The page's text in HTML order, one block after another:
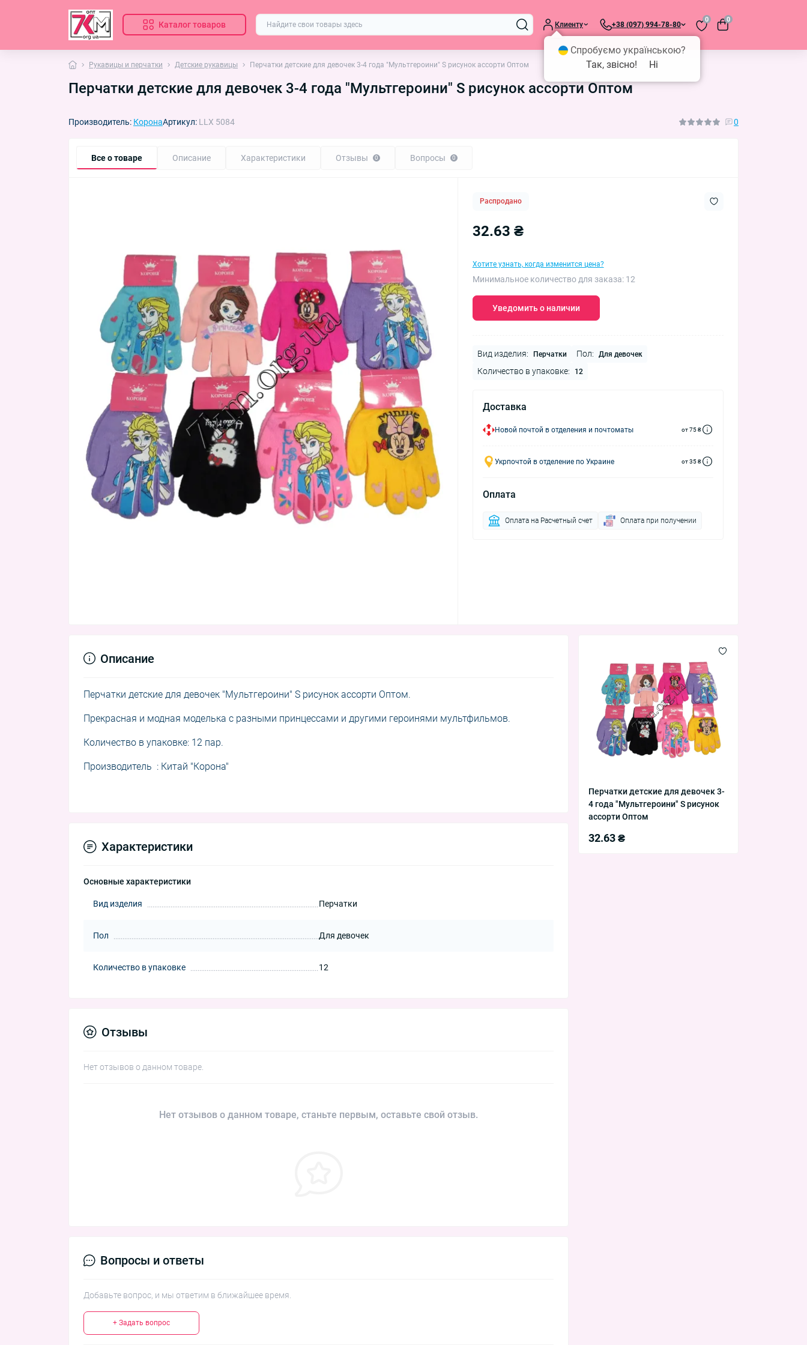
Каталог товаров Клиенту +38 (097) 994-78-80
0 0
Рукавицы и перчатки Детские рукавицы Перчатки детские для девочек 3-4 года "Мультгероини" S рисунок ассорти Оптом
Перчатки детские для девочек 3-4 года "Мультгероини" S рисунок ассорти Оптом
Производитель: КоронаАртикул: LLX 5084 0
Все о товаре Описание Характеристики Отзывы 0 Вопросы 0
Распродано
32.63 ₴
Хотите узнать, когда изменится цена?
Минимальное количество для заказа: 12
Уведомить о наличии
Вид изделия: Перчатки Пол: Для девочек
Количество в упаковке: 12
Доставка
Новой почтой в отделения и почтоматы от 75 ₴
Укрпочтой в отделение по Украине от 35 ₴
Оплата
Оплата на Расчетный счет Оплата при получении
Перчатки детские для девочек 3-
4 года "Мультгероини" S рисунок
ассорти Оптом
32.63 ₴
Описание
Перчатки детские для девочек "Мультгероини" S рисунок ассорти Оптом.
Прекрасная и модная моделька с разными принцессами и другими героинями мультфильмов.
Количество в упаковке: 12 пар.
Производитель : Китай "Корона"
Характеристики
Основные характеристики
Вид изделия Перчатки
Пол Для девочек
Количество в упаковке 12
Отзывы
Нет отзывов о данном товаре.
Нет отзывов о данном товаре, станьте первым, оставьте свой отзыв.
Вопросы и ответы
Добавьте вопрос, и мы ответим в ближайшее время.
+ Задать вопрос
Спробуємо українською?
Так, звісно!
Ні